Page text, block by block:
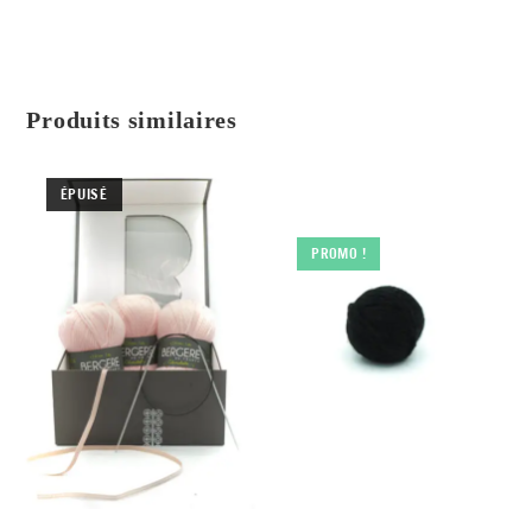
Produits similaires
ÉPUISÉ
PROMO !